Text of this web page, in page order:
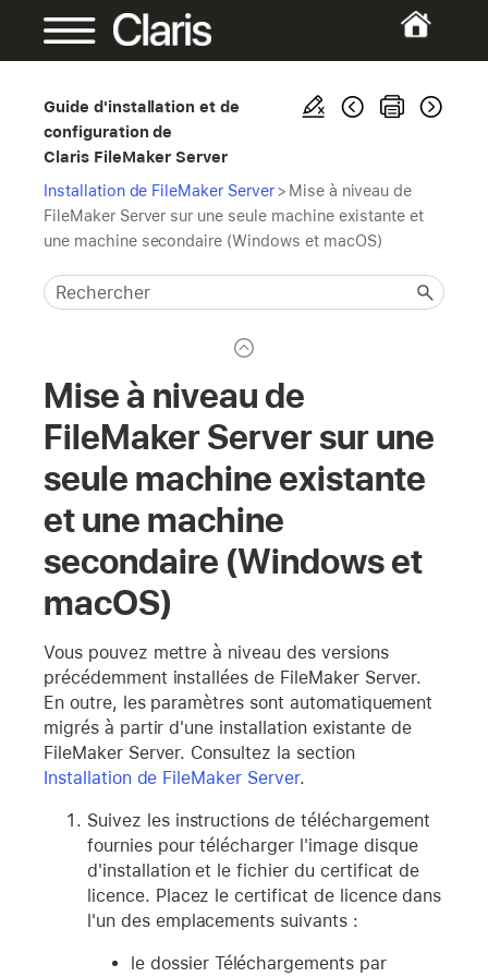
Guide d'installation et de
configuration de
Claris FileMaker Server
Installation de FileMaker Server> Mise à niveau de
FileMaker Server sur une seule machine existante et
une machine secondaire (Windows et macOS)
Mise à niveau de
FileMaker Server sur une
seule machine existante
et une machine
secondaire (Windows et
macOS)
Vous pouvez mettre à niveau des versions
précédemment installées de FileMaker Server.
En outre, les paramètres sont automatiquement
migrés à partir d'une installation existante de
FileMaker Server. Consultez la section
Installation de FileMaker Server.
Suivez les instructions de téléchargement
fournies pour télécharger l'image disque
d'installation et le fichier du certificat de
licence. Placez le certificat de licence dans
l'un des emplacements suivants :
le dossier Téléchargements par